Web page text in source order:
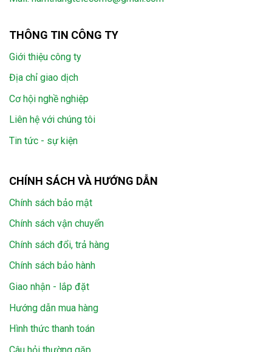
THÔNG TIN CÔNG TY
Giới thiệu công ty
Địa chỉ giao dịch
Cơ hội nghề nghiệp
Liên hệ với chúng tôi
Tin tức - sự kiện
CHÍNH SÁCH VÀ HƯỚNG DẪN
Chính sách bảo mật
Chính sách vận chuyển
Chính sách đổi, trả hàng
Chính sách bảo hành
Giao nhận - lắp đặt
Hướng dẫn mua hàng
Hình thức thanh toán